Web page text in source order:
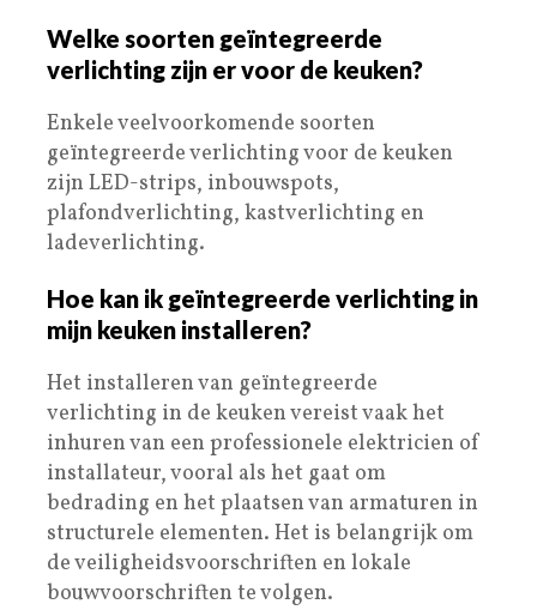
Welke soorten geïntegreerde
verlichting zijn er voor de keuken?
Enkele veelvoorkomende soorten
geïntegreerde verlichting voor de keuken
zijn LED-strips, inbouwspots,
plafondverlichting, kastverlichting en
ladeverlichting.
Hoe kan ik geïntegreerde verlichting in
mijn keuken installeren?
Het installeren van geïntegreerde
verlichting in de keuken vereist vaak het
inhuren van een professionele elektricien of
installateur, vooral als het gaat om
bedrading en het plaatsen van armaturen in
structurele elementen. Het is belangrijk om
de veiligheidsvoorschriften en lokale
bouwvoorschriften te volgen.